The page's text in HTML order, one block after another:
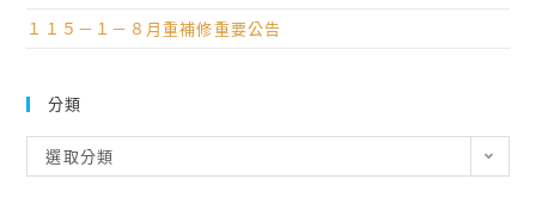
１１５－１－８月重補修重要公告
分類
類
選取分類